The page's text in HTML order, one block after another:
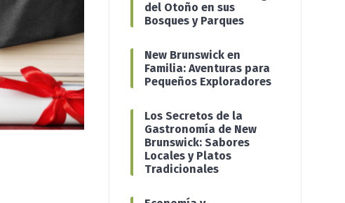
del Otoño en sus
Bosques y Parques
New Brunswick en
Familia: Aventuras para
Pequeños Exploradores
Los Secretos de la
Gastronomía de New
Brunswick: Sabores
Locales y Platos
Tradicionales